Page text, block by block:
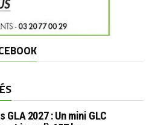
GLA 2027 : Un mini GLC